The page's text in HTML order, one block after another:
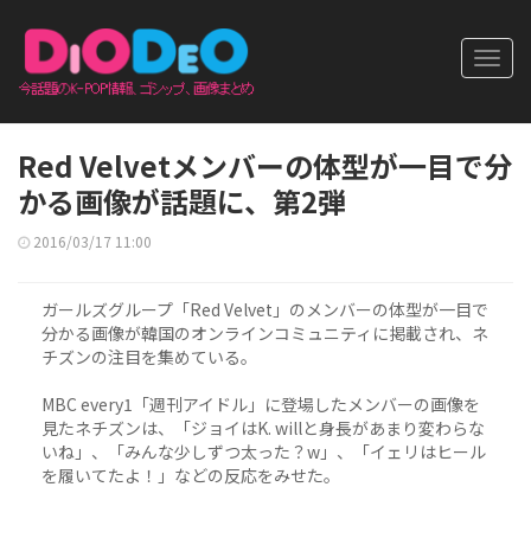
Red Velvetメンバーの体型が一目で分
かる画像が話題に、第2弾
2016/03/17 11:00
ガールズグループ「Red Velvet」のメンバーの体型が一目で
分かる画像が韓国のオンラインコミュニティに掲載され、ネ
チズンの注目を集めている。
MBC every1「週刊アイドル」に登場したメンバーの画像を
見たネチズンは、「ジョイはK. willと身長があまり変わらな
いね」、「みんな少しずつ太った？w」、「イェリはヒール
を履いてたよ！」などの反応をみせた。